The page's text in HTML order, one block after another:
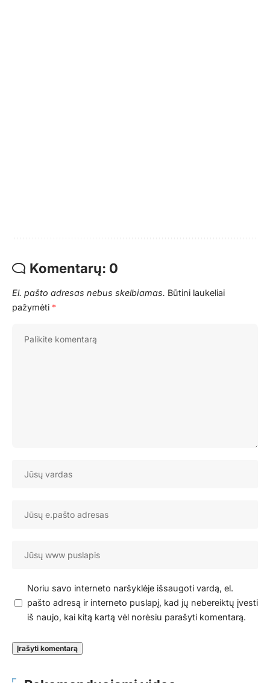
Komentarų: 0
El. pašto adresas nebus skelbiamas. Būtini laukeliai
pažymėti *
Noriu savo interneto naršyklėje išsaugoti vardą, el.
pašto adresą ir interneto puslapį, kad jų nebereiktų įvesti
iš naujo, kai kitą kartą vėl norėsiu parašyti komentarą.